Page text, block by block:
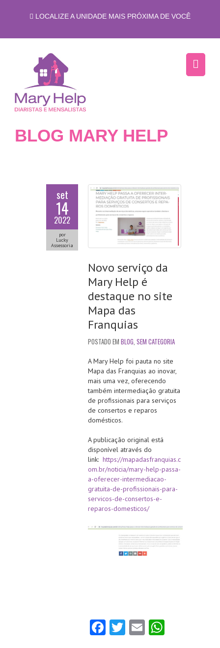
LOCALIZE A UNIDADE MAIS PRÓXIMA DE VOCÊ
BLOG MARY HELP
set
14
2022
por
Lucky
Assessoria
Novo serviço da
Mary Help é
destaque no site
Mapa das
Franquias
POSTADO EM BLOG SEM CATEGORIA
A Mary Help foi pauta no site
Mapa das Franquias ao inovar,
mais uma vez, oferecendo
também intermediação gratuita
de profissionais para serviços
de consertos e reparos
domésticos.
A publicação original está
disponível através do
link: https://mapadasfranquias.c
om.br/noticia/mary-help-passa-
a-oferecer-intermediacao-
gratuita-de-profissionais-para-
servicos-de-consertos-e-
reparos-domesticos/
Fa T E